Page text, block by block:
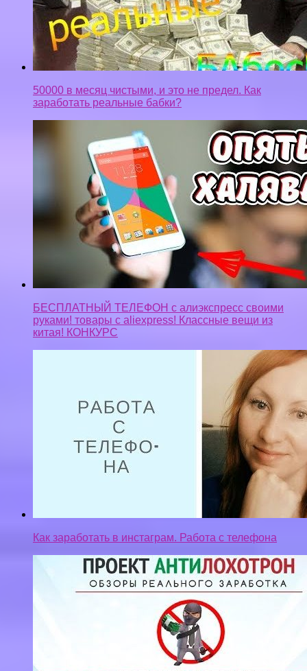
БЕСПЛАТНЫЙ ТЕЛЕФОН с алиэкспресс своими
руками! товары с aliexpress! Классные вещи из
китая! КОНКУРС
Как заработать в инстаграм. Работа с телефона
TOKEN D SE ЛОХОТРОН, заработок токен отзыв,